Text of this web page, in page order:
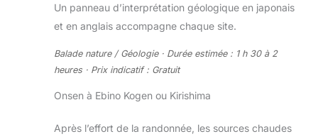
Un panneau d’interprétation géologique en japonais
et en anglais accompagne chaque site.
Balade nature / Géologie · Durée estimée : 1 h 30 à 2
heures · Prix indicatif : Gratuit
Onsen à Ebino Kogen ou Kirishima
Après l’effort de la randonnée, les sources chaudes